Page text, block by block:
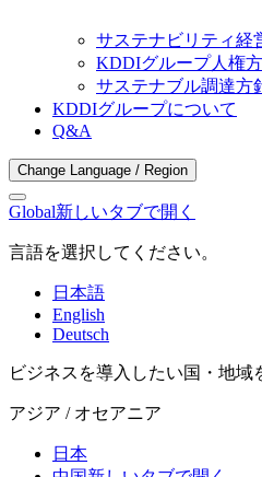
サステナビリティ経
KDDIグループ人権
サステナブル調達方
KDDIグループについて
Q&A
Change Language / Region
Global新しいタブで開く
言語を選択してください。
日本語
English
Deutsch
ビジネスを導入したい国・地域
アジア / オセアニア
日本